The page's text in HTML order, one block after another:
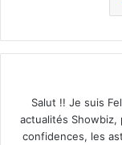
Salut !! Je suis
actualités Showbiz,
confidences, les